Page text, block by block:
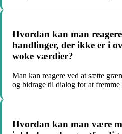
Hvordan kan man
handlinger, der ikke er i
woke værdier?
Man kan reagere ved at sætte
og bidrage til dialog for at fremme
Hvordan kan man være